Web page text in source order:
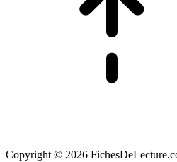
Copyright © 2026